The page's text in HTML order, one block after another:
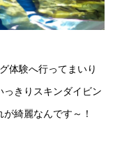
体験へ行ってまいり
っきりスキンダイビン
綺麗なんです～！